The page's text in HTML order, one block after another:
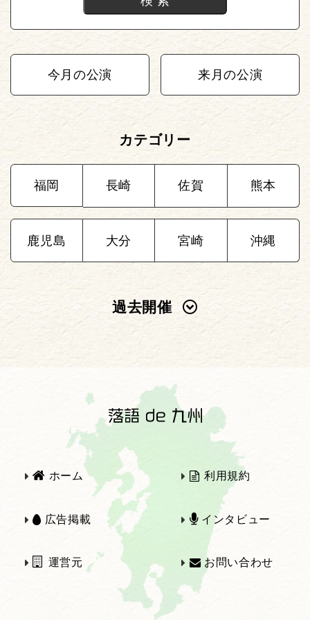
今月の公演 来月の公演
カテゴリー
福岡 長崎 佐賀 熊本
鹿児島 大分 宮崎 沖縄
過去開催
2022年
2021年 2020年
2019年 2018年
2017年 2016年
ホーム 利用規約
広告掲載 インタビュー
運営元 お問い合わせ